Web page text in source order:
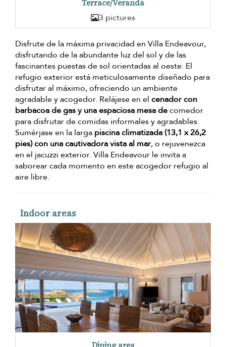
Terrace/Veranda
3 pictures
Disfrute de la máxima privacidad en Villa Endeavour,
disfrutando de la abundante luz del sol y de las
fascinantes puestas de sol orientadas al oeste. El
refugio exterior está meticulosamente diseñado para
disfrutar al máximo, ofreciendo un ambiente
agradable y acogedor. Relájese en el cenador con
barbacoa de gas y una espaciosa mesa decomedor
para disfrutar de comidas informales y agradables.
Sumérjase en la larga piscina climatizada (13,1 x 26,2
pies) con una cautivadora vista al mar, o rejuvenezca
en el jacuzzi exterior. Villa Endeavour le invita a
saborear cada momento en este acogedor refugio al
aire libre.
Indoor areas